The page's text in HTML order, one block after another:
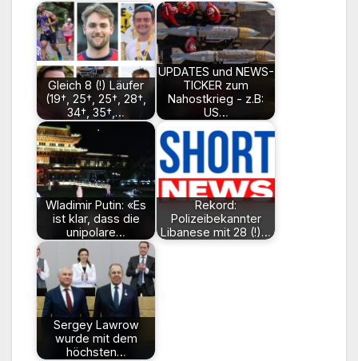
Gleich 8 (!) Läufer
(19†, 25†, 25†, 28†,
34†, 35†,…
UPDATES und NEWS-
TICKER zum
Nahostkrieg - z.B:
US…
Wladimir Putin: «Es
ist klar, dass die
unipolare…
Rekord:
Polizeibekannter
Libanese mit 28 (!)…
Sergey Lawrow
wurde mit dem
höchsten…